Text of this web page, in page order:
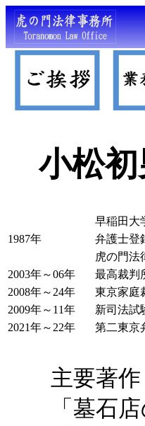
小松初
早稲田大
1987年
弁護士登
虎の門法
2003年～06年
最高裁判
2008年～24年
東京家庭
2009年～11年
新司法試
2021年～22年
第二東
主要著作
「墓石店